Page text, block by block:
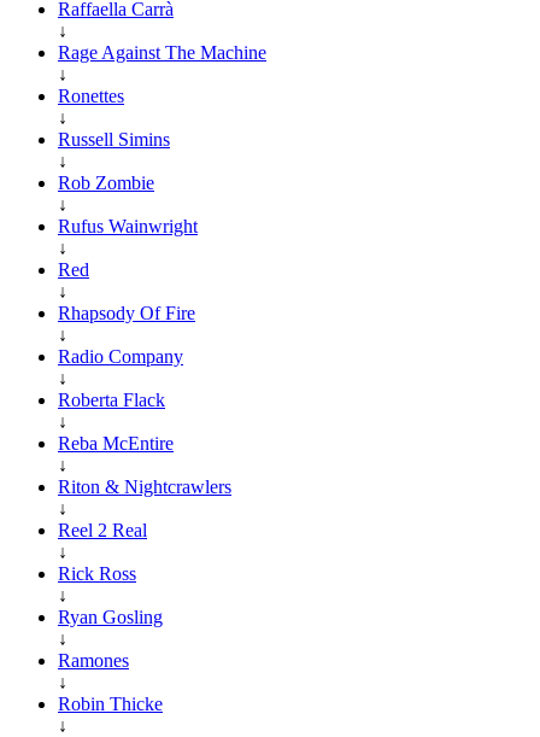
Raffaella Carrà
↓
Rage Against The Machine
↓
Ronettes
↓
Russell Simins
↓
Rob Zombie
↓
Rufus Wainwright
↓
Red
↓
Rhapsody Of Fire
↓
Radio Company
↓
Roberta Flack
↓
Reba McEntire
↓
Riton & Nightcrawlers
↓
Reel 2 Real
↓
Rick Ross
↓
Ryan Gosling
↓
Ramones
↓
Robin Thicke
↓